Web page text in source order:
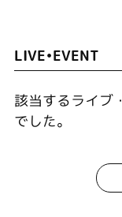
LIVE•EVENT
該当するライブ
でした。